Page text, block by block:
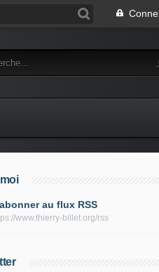
au flux RSS
www.thierry-billet.org/rss